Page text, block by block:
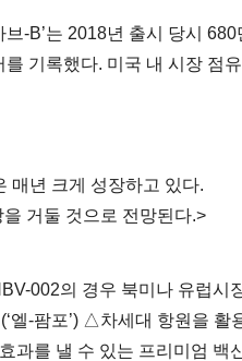
-B’는 2018년 출시 당시
기록했다. 미국 내 시장 점
매년 크게 성장하고 있다.
거둘 것으로 전망된다.>
002의 경우 북미나 유럽시
-팜포’) △차세대 항원을
를 낼 수 있는 프리미엄 백